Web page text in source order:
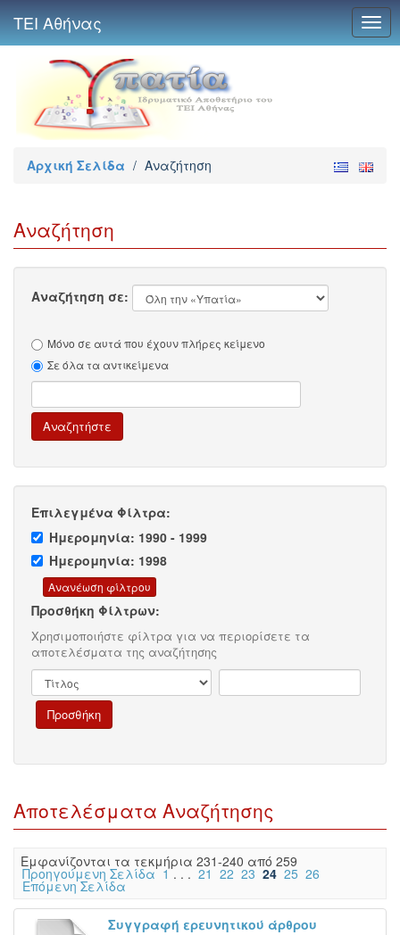
ΤΕΙ Αθήνας
Αρχική Σελίδα / Αναζήτηση
Αναζήτηση
Αναζήτηση σε:
Μόνο σε αυτά που έχουν πλήρες κείμενο
Σε όλα τα αντικείμενα
Επιλεγμένα Φίλτρα:
Ημερομηνία: 1990 - 1999
Ημερομηνία: 1998
Προσθήκη Φίλτρων:
Χρησιμοποιήστε φίλτρα για να περιορίσετε τα
αποτελέσματα της αναζήτησης
Αποτελέσματα Αναζήτησης
Eμφανίζονται τα τεκμήρια 231-240 από 259
Προηγούμενη Σελίδα 1. . . 21 22 23 24 25 26
Επόμενη Σελίδα
Συγγραφή ερευνητικού άρθρου